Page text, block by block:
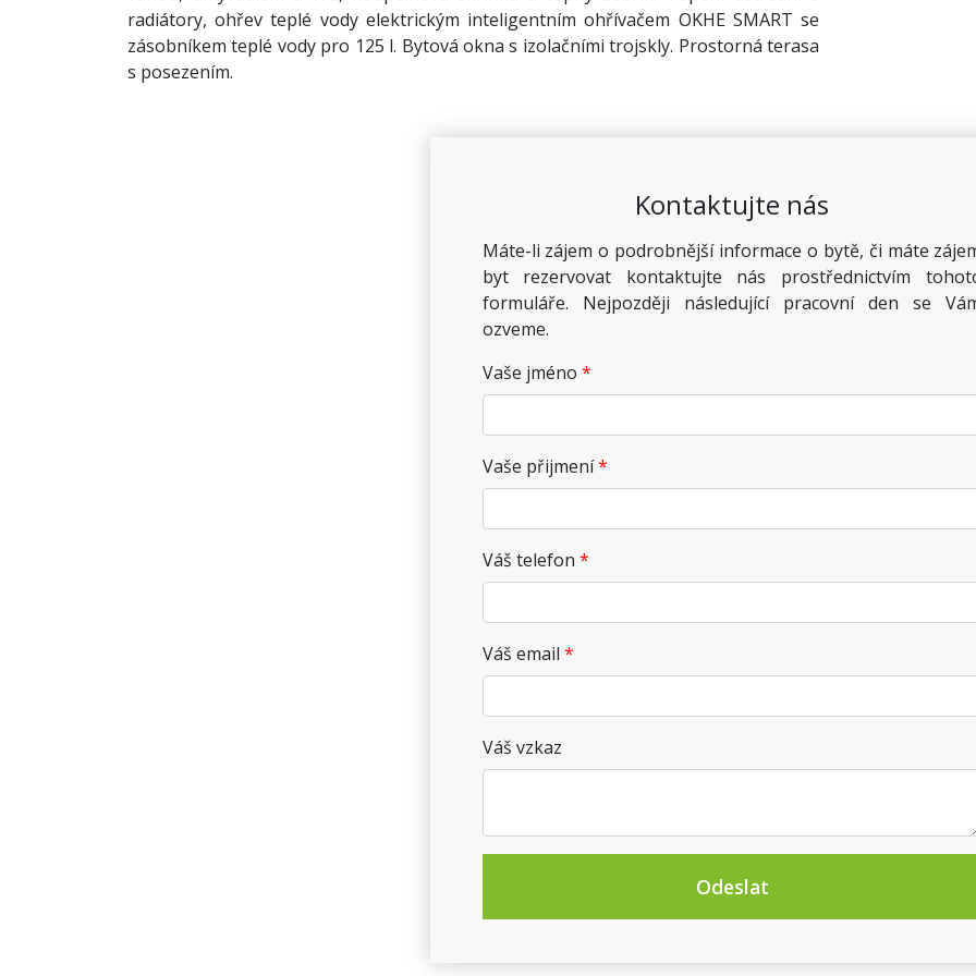
radiátory, ohřev teplé vody elektrickým inteligentním ohřívačem OKHE SMART se
zásobníkem teplé vody pro 125 l. Bytová okna s izolačními trojskly. Prostorná terasa
s posezením.
Kontaktujte nás
Máte-li zájem o podrobnější informace o bytě, či máte
byt rezervovat kontaktujte nás prostřednictvím
formuláře. Nejpozději následující pracovní den se
ozveme.
Vaše jméno
Vaše přijmení
Váš telefon
Váš email
Váš vzkaz
Odeslat